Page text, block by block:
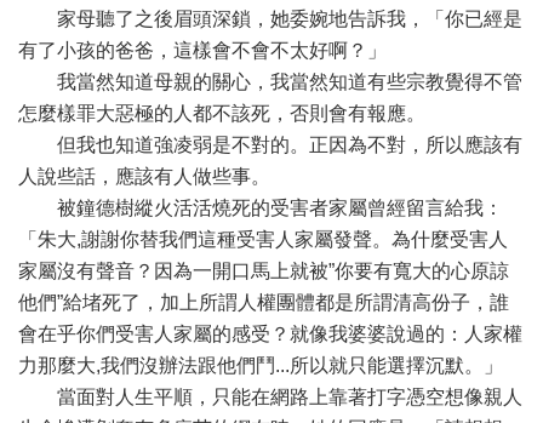
家母聽了之後眉頭深鎖，她委婉地告訴我，「你已經是
有了小孩的爸爸，這樣會不會不太好啊？」
我當然知道母親的關心，我當然知道有些宗教覺得不管
怎麼樣罪大惡極的人都不該死，否則會有報應。
但我也知道強凌弱是不對的。正因為不對，所以應該有
人說些話，應該有人做些事。
被鐘德樹縱火活活燒死的受害者家屬曾經留言給我：
「朱大,謝謝你替我們這種受害人家屬發聲。為什麼受害人
家屬沒有聲音？因為一開口馬上就被”你要有寬大的心原諒
他們”給堵死了，加上所謂人權團體都是所謂清高份子，誰
會在乎你們受害人家屬的感受？就像我婆婆說過的：人家權
力那麼大,我們沒辦法跟他們鬥...所以就只能選擇沉默。」
當面對人生平順，只能在網路上靠著打字憑空想像親人